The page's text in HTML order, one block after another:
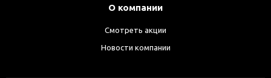
О компании
Смотреть акции
Новости компании